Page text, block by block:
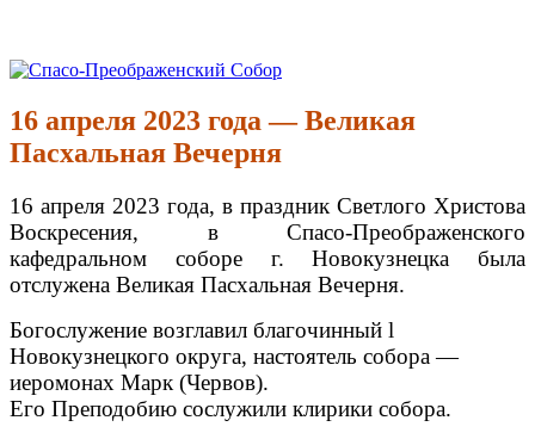
Перейти
содержимому
Спасо-Преображенский Собор
Спасо-Преображенский кафедральный Собор Новокузнецк
16 апреля 2023 года — Великая
Пасхальная Вечерня
16 апреля 2023 года, в праздник Светлого Христова
Воскресения, в Спасо-Преображенского
кафедральном соборе г. Новокузнецка была
отслужена Великая Пасхальная Вечерня.
Богослужение возглавил благочинный l
Новокузнецкого округа, настоятель собора —
иеромонах Марк (Червов).
Его Преподобию сослужили клирики собора.